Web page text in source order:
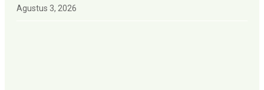
Agustus 3, 2026